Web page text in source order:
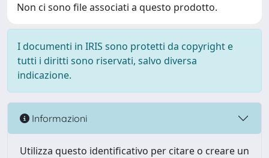
Non ci sono file associati a questo prodotto.
I documenti in IRIS sono protetti da copyright e
tutti i diritti sono riservati, salvo diversa
indicazione.
Informazioni
Utilizza questo identificativo per citare o creare un